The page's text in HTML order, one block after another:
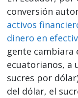
conversión
activos
dinero en
gente cambiara
ecuatorianos, a
sucres por
del dólar, el